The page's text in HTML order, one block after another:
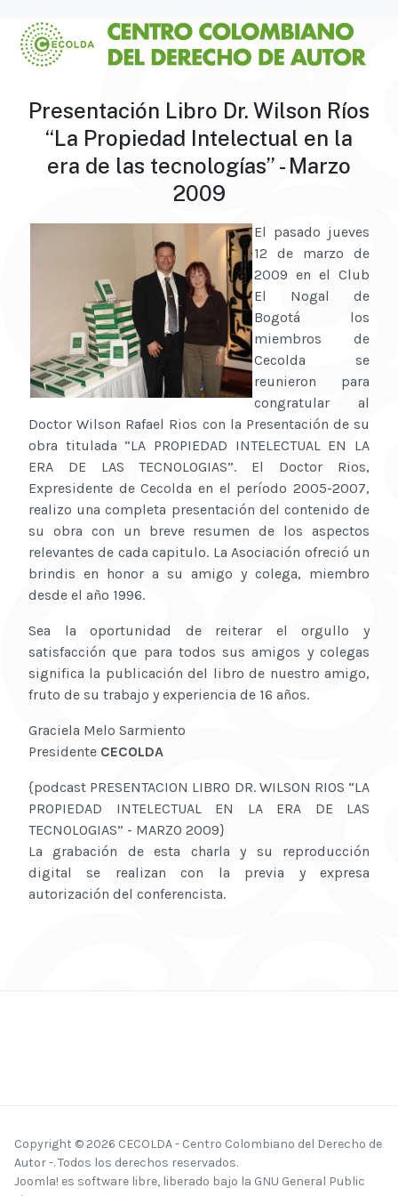
Presentación Libro Dr. Wilson Ríos
“La Propiedad Intelectual en la
era de las tecnologías” - Marzo
2009
El pasado jueves
12 de marzo de
2009 en el Club
El Nogal de
Bogotá los
miembros de
Cecolda se
reunieron para
congratular al
Doctor Wilson Rafael Rios con la Presentación de su
obra titulada “LA PROPIEDAD INTELECTUAL EN LA
ERA DE LAS TECNOLOGIAS”. El Doctor Rios,
Expresidente de Cecolda en el período 2005-2007,
realizo una completa presentación del contenido de
su obra con un breve resumen de los aspectos
relevantes de cada capitulo. La Asociación ofreció un
brindis en honor a su amigo y colega, miembro
desde el año 1996.
Sea la oportunidad de reiterar el orgullo y
satisfacción que para todos sus amigos y colegas
significa la publicación del libro de nuestro amigo,
fruto de su trabajo y experiencia de 16 años.
Graciela Melo Sarmiento
Presidente CECOLDA
{podcast PRESENTACION LIBRO DR. WILSON RIOS “LA
PROPIEDAD INTELECTUAL EN LA ERA DE LAS
TECNOLOGIAS” - MARZO 2009}
La grabación de esta charla y su reproducción
digital se realizan con la previa y expresa
autorización del conferencista.
Copyright © 2026 CECOLDA - Centro Colombiano del Derecho de
Autor -. Todos los derechos reservados.
Joomla! es software libre, liberado bajo la GNU General Public